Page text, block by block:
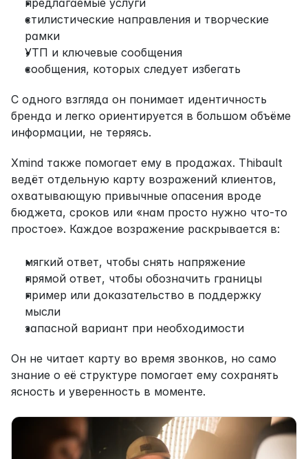
предлагаемые услуги
стилистические направления и творческие
рамки
УТП и ключевые сообщения
сообщения, которых следует избегать
С одного взгляда он понимает идентичность
бренда и легко ориентируется в большом объёме
информации, не теряясь.
Xmind также помогает ему в продажах. Thibault
ведёт отдельную карту возражений клиентов,
охватывающую привычные опасения вроде
бюджета, сроков или «нам просто нужно что-то
простое». Каждое возражение раскрывается в:
мягкий ответ, чтобы снять напряжение
прямой ответ, чтобы обозначить границы
пример или доказательство в поддержку
мысли
запасной вариант при необходимости
Он не читает карту во время звонков, но само
знание о её структуре помогает ему сохранять
ясность и уверенность в моменте.